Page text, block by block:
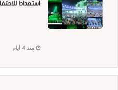
استعدادا
منذ 4 أيام